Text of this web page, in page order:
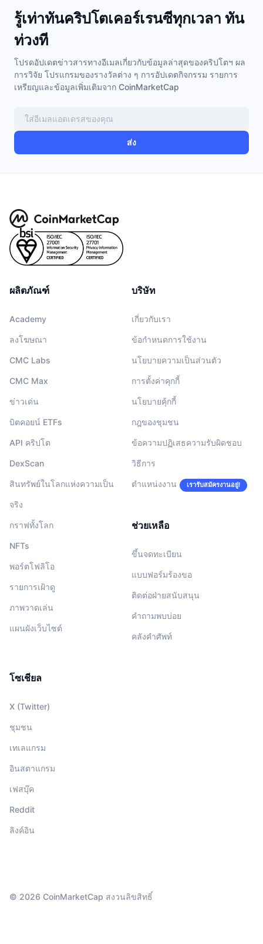
รู้เท่าทันคริปโตเคอร์เรนซีทุกเวลา ทัน
ท่วงที
โปรดอัปเดตข่าวสารทางอีเมลเกี่ยวกับข้อมูลล่าสุดของคริปโตฯ ผล
การวิจัย โปรแกรมของรางวัลต่าง ๆ การอัปเดตกิจกรรม รายการ
เหรียญและข้อมูลเพิ่มเติมจาก CoinMarketCap
ส่ง
ผลิตภัณฑ์
Academy
ลงโฆษณา
CMC Labs
CMC Max
ข่าวเด่น
บิตคอยน์ ETFs
API คริปโต
DexScan
สินทรัพย์ในโลกแห่งความเป็น
จริง
กราฟทั้งโลก
NFTs
พอร์ตโฟลิโอ
รายการเฝ้าดู
ภาพวาดเล่น
แผนผังเว็บไซต์
บริษัท
เกี่ยวกับเรา
ข้อกำหนดการใช้งาน
นโยบายความเป็นส่วนตัว
การตั้งค่าคุกกี้
นโยบายคุ้กกี้
กฎของชุมชน
ข้อความปฏิเสธความรับผิดชอบ
วิธีการ
ตำแหน่งงาน เรารับสมัครงานอยู่!
ช่วยเหลือ
ขึ้นจดทะเบียน
แบบฟอร์มร้องขอ
ติดต่อฝ่ายสนับสนุน
คำถามพบบ่อย
คลังคำศัพท์
โซเชียล
X (Twitter)
ชุมชน
เทเลแกรม
อินสตาแกรม
เฟสบุ๊ค
Reddit
ลิงค์อิน
© 2026 CoinMarketCap สงวนลิขสิทธิ์